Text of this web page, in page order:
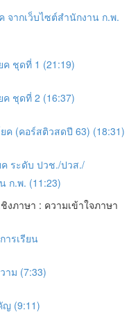
จากเว็บไซต์สำนักงาน ก.พ.
ค ชุดที่ 1 (21:19)
ค ชุดที่ 2 (16:37)
ค (คอร์สติวสดปี 63) (18:31)
ระดับ ปวช./ปวส./
ก.พ. (11:23)
งภาษา : ความเข้าใจภาษา
ารเรียน
าม (7:33)
(9:11)